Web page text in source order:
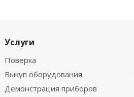
Услуги
Поверка
Выкуп оборудования
Демонстрация приборов